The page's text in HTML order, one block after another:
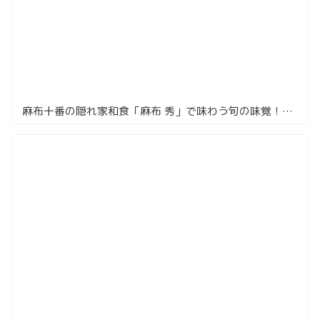
麻布十番の隠れ家和食「麻布 秀」で味わう旬の味覚！個室で楽しむ贅沢なひととき